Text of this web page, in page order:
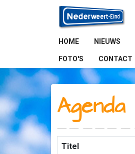
HOME NIEUWS
FOTO'S CONTACT
Agenda
Titel